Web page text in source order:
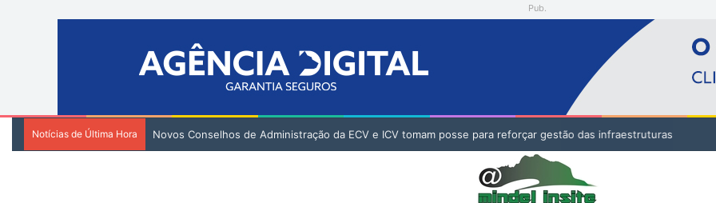
Pub.
Notícias de Última Hora Novos Conselhos de Administração da ECV e ICV tomam posse para reforçar gestão das infraestruturas